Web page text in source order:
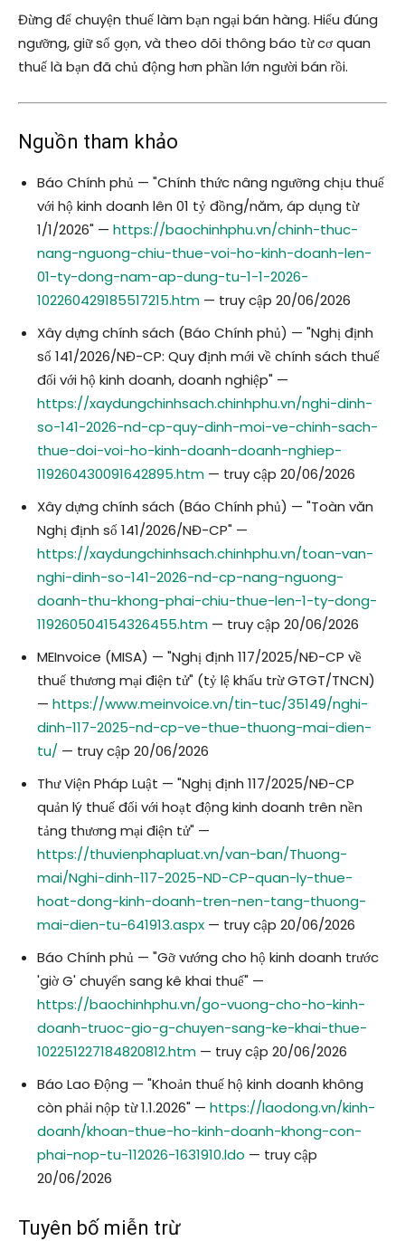
Đừng để chuyện thuế làm bạn ngại bán hàng. Hiểu đúng
ngưỡng, giữ sổ gọn, và theo dõi thông báo từ cơ quan
thuế là bạn đã chủ động hơn phần lớn người bán rồi.
Nguồn tham khảo
Báo Chính phủ — "Chính thức nâng ngưỡng chịu thuế
với hộ kinh doanh lên 01 tỷ đồng/năm, áp dụng từ
1/1/2026" — https://baochinhphu.vn/chinh-thuc-
nang-nguong-chiu-thue-voi-ho-kinh-doanh-len-
01-ty-dong-nam-ap-dung-tu-1-1-2026-
102260429185517215.htm — truy cập 20/06/2026
Xây dựng chính sách (Báo Chính phủ) — "Nghị định
số 141/2026/NĐ-CP: Quy định mới về chính sách thuế
đối với hộ kinh doanh, doanh nghiệp" —
https://xaydungchinhsach.chinhphu.vn/nghi-dinh-
so-141-2026-nd-cp-quy-dinh-moi-ve-chinh-sach-
thue-doi-voi-ho-kinh-doanh-doanh-nghiep-
119260430091642895.htm — truy cập 20/06/2026
Xây dựng chính sách (Báo Chính phủ) — "Toàn văn
Nghị định số 141/2026/NĐ-CP" —
https://xaydungchinhsach.chinhphu.vn/toan-van-
nghi-dinh-so-141-2026-nd-cp-nang-nguong-
doanh-thu-khong-phai-chiu-thue-len-1-ty-dong-
119260504154326455.htm — truy cập 20/06/2026
MEInvoice (MISA) — "Nghị định 117/2025/NĐ-CP về
thuế thương mại điện tử" (tỷ lệ khấu trừ GTGT/TNCN)
— https://www.meinvoice.vn/tin-tuc/35149/nghi-
dinh-117-2025-nd-cp-ve-thue-thuong-mai-dien-
tu/ — truy cập 20/06/2026
Thư Viện Pháp Luật — "Nghị định 117/2025/NĐ-CP
quản lý thuế đối với hoạt động kinh doanh trên nền
tảng thương mại điện tử" —
https://thuvienphapluat.vn/van-ban/Thuong-
mai/Nghi-dinh-117-2025-ND-CP-quan-ly-thue-
hoat-dong-kinh-doanh-tren-nen-tang-thuong-
mai-dien-tu-641913.aspx — truy cập 20/06/2026
Báo Chính phủ — "Gỡ vướng cho hộ kinh doanh trước
'giờ G' chuyển sang kê khai thuế" —
https://baochinhphu.vn/go-vuong-cho-ho-kinh-
doanh-truoc-gio-g-chuyen-sang-ke-khai-thue-
102251227184820812.htm — truy cập 20/06/2026
Báo Lao Động — "Khoản thuế hộ kinh doanh không
còn phải nộp từ 1.1.2026" — https://laodong.vn/kinh-
doanh/khoan-thue-ho-kinh-doanh-khong-con-
phai-nop-tu-112026-1631910.ldo — truy cập
20/06/2026
Tuyên bố miễn trừ